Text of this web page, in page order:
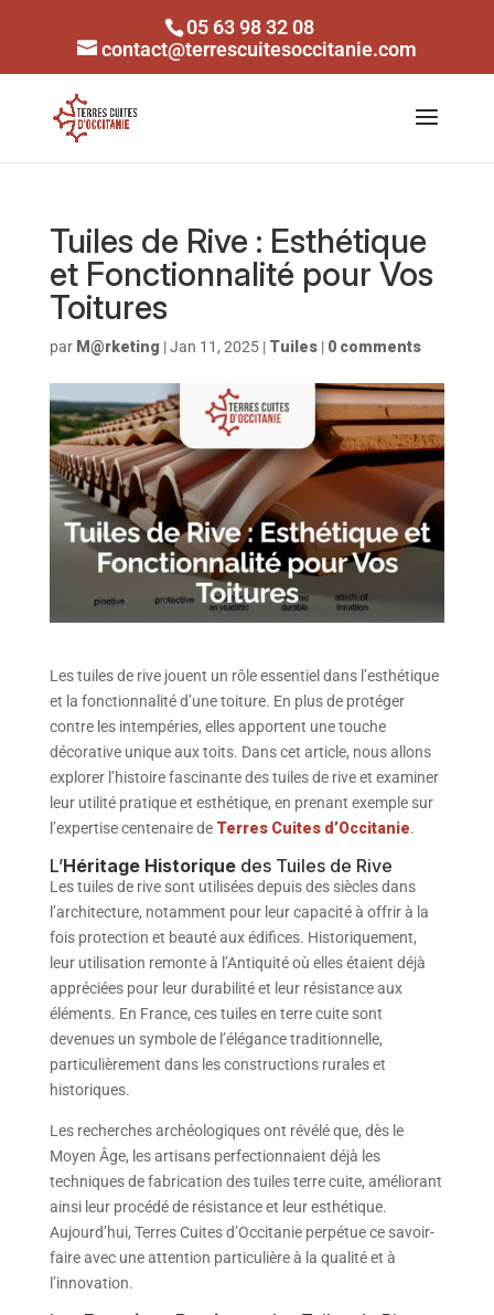
05 63 98 32 08
contact@terrescuitesoccitanie.com
Tuiles de Rive : Esthétique
et Fonctionnalité pour Vos
Toitures
par M@rketing |Jan 11, 2025| Tuiles| 0 comments
Les tuiles de rive jouent un rôle essentiel dans l’esthétique
et la fonctionnalité d’une toiture. En plus de protéger
contre les intempéries, elles apportent une touche
décorative unique aux toits. Dans cet article, nous allons
explorer l’histoire fascinante des tuiles de rive et examiner
leur utilité pratique et esthétique, en prenant exemple sur
l’expertise centenaire de Terres Cuites d’Occitanie.
L’Héritage Historiquedes Tuiles de Rive
Les tuiles de rive sont utilisées depuis des siècles dans
l’architecture, notamment pour leur capacité à offrir à la
fois protection et beauté aux édifices. Historiquement,
leur utilisation remonte à l’Antiquité où elles étaient déjà
appréciées pour leur durabilité et leur résistance aux
éléments. En France, ces tuiles en terre cuite sont
devenues un symbole de l’élégance traditionnelle,
particulièrement dans les constructions rurales et
historiques.
Les recherches archéologiques ont révélé que, dès le
Moyen Âge, les artisans perfectionnaient déjà les
techniques de fabrication des tuiles terre cuite, améliorant
ainsi leur procédé de résistance et leur esthétique.
Aujourd’hui, Terres Cuites d’Occitanie perpétue ce savoir-
faire avec une attention particulière à la qualité et à
l’innovation.